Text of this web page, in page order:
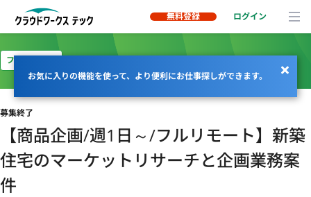
無料登録 ログイン
お気に入りの機能を使って、より便利にお仕事探しができます。
フルリモート
募集終了
【商品企画/週1日～/フルリモート】新築
住宅のマーケットリサーチと企画業務案
件